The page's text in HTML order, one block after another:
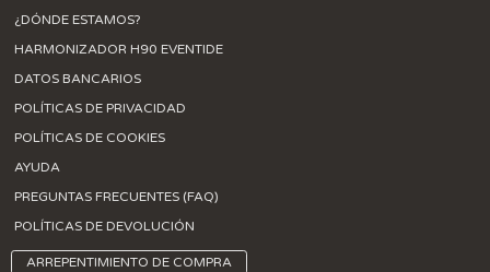
¿DÓNDE ESTAMOS?
HARMONIZADOR H90 EVENTIDE
DATOS BANCARIOS
POLÍTICAS DE PRIVACIDAD
POLÍTICAS DE COOKIES
AYUDA
PREGUNTAS FRECUENTES (FAQ)
POLÍTICAS DE DEVOLUCIÓN
ARREPENTIMIENTO DE COMPRA